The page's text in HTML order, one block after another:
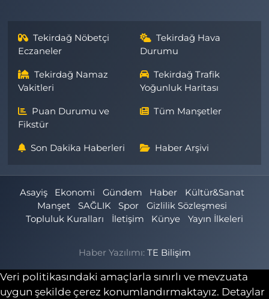
Tekirdağ Nöbetçi
Eczaneler
Tekirdağ Hava
Durumu
Tekirdağ Namaz
Vakitleri
Tekirdağ Trafik
Yoğunluk Haritası
Puan Durumu ve
Fikstür
Tüm Manşetler
Son Dakika Haberleri Haber Arşivi
Asayiş Ekonomi Gündem Haber
Kültür&Sanat
Manşet
SAĞLIK Spor
Gizlilik Sözleşmesi
Topluluk Kuralları
İletişim Künye Yayın İlkeleri
Haber Yazılımı: TE Bilişim
Veri politikasındaki amaçlarla sınırlı ve mevzuata
uygun şekilde çerez konumlandırmaktayız. Detaylar